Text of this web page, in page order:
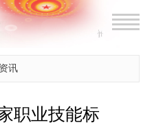
讯
职业技能标